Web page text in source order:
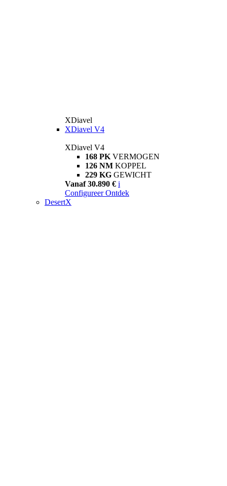
XDiavel
XDiavel V4
XDiavel V4
168 PK VERMOGEN
126 NM KOPPEL
229 KG GEWICHT
Vanaf 30.890 € i
Configureer Ontdek
DesertX